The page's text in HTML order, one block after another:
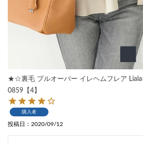
★☆裏毛 プルオーバー イレヘムフレア
0859【4】
購入者
投稿日 2020/09/12